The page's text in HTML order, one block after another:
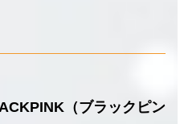
（ブラックピン